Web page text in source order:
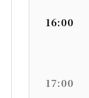
16:00
17:00